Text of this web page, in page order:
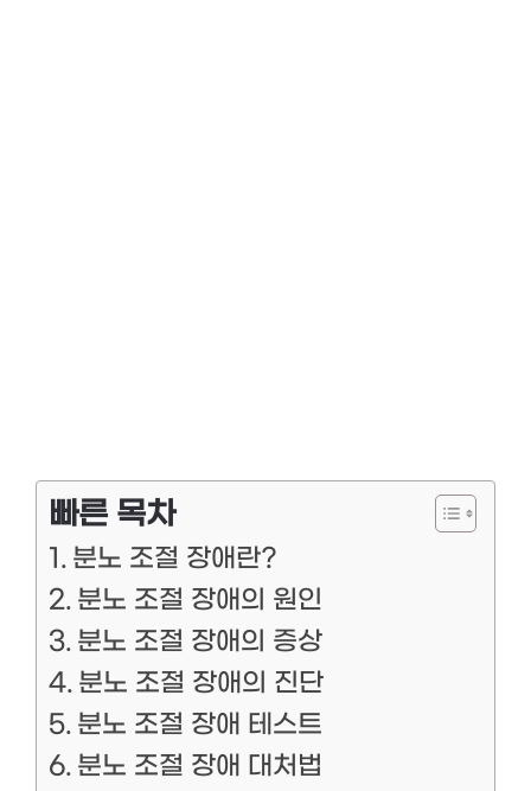
빠른 목차
분노 조절 장애란?
분노 조절 장애의 원인
분노 조절 장애의 증상
분노 조절 장애의 진단
분노 조절 장애 테스트
분노 조절 장애 대처법